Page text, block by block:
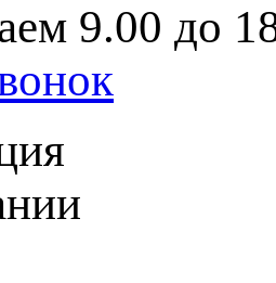
9.00 до